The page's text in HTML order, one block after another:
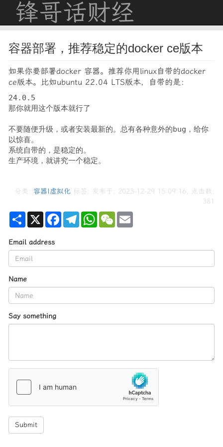
锋哥话财经
容器部署，推荐稳定的docker ce版本
如果你要部署docker 容器。推荐你用linux自带的docker
ce版本。比如ubuntu 22.04 LTS版本，自带的是：
24.0.5
那你就用这个版本就行了
不要随便升级，或者安装最新的。总有各种意外的bug，给你
以惊喜。
系统自带的，是稳定的。
生产环境，就讲究一个稳定。
分类: 容器|虚拟化 标签: 发布于: 2023-12-29 15:09:16, 点击数:
381
Share X FacebookTelegramWhatsApp
WeChat
Email address
Name
Say something
Submit